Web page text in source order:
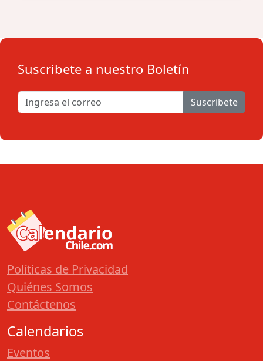
Suscribete a nuestro Boletín
Suscribete
Políticas de Privacidad
Quiénes Somos
Contáctenos
Calendarios
Eventos